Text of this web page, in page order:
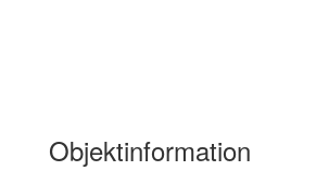
Objektinformation